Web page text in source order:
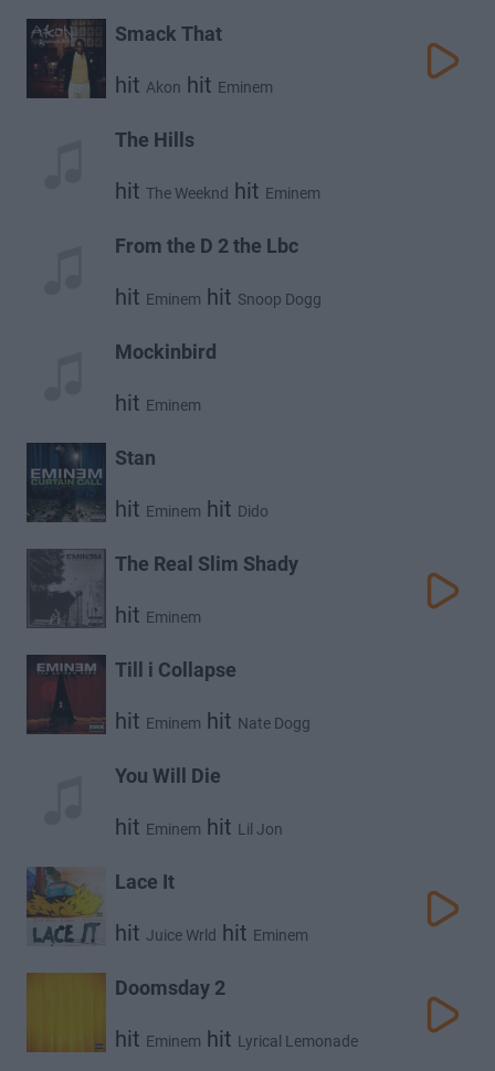
Smack That
hit Akon hit Eminem
The Hills
hit The Weeknd hit Eminem
From the D 2 the Lbc
hit Eminem hit Snoop Dogg
Mockinbird
hit Eminem
Stan
hit Eminem hit Dido
The Real Slim Shady
hit Eminem
Till i Collapse
hit Eminem hit Nate Dogg
You Will Die
hit Eminem hit Lil Jon
Lace It
hit Juice Wrld hit Eminem
Doomsday 2
hit Eminem hit Lyrical Lemonade